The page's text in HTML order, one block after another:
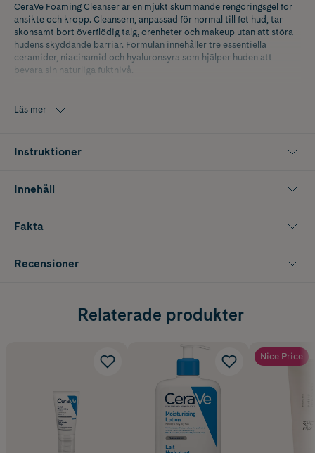
CeraVe Foaming Cleanser är en mjukt skummande rengöringsgel för
ansikte och kropp. Cleansern, anpassad för normal till fet hud, tar
skonsamt bort överflödig talg, orenheter och makeup utan att störa
hudens skyddande barriär. Formulan innehåller tre essentiella
ceramider, niacinamid och hyaluronsyra som hjälper huden att
bevara sin naturliga fuktnivå.
feta hudpartier på exempelvis rygg/skuldra. Massera in på fuktad hud
Läs mer
Instruktioner
Innehåll
Fakta
Recensioner
Relaterade produkter
Nice Price